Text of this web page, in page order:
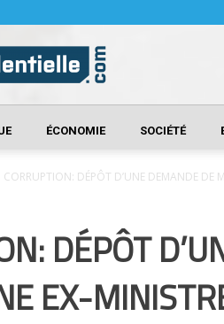
ÉCONOMIE SOCIÉTÉ
CORRUPTION: DÉPÔT D’UNE DEMANDE DE
DÉPÔT
EX-